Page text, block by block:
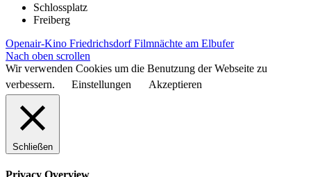
Schlossplatz
Freiberg
Openair-Kino Friedrichsdorf Filmnächte am Elbufer
Nach oben scrollen
Wir verwenden Cookies um die Benutzung der Webseite zu
verbessern.
Einstellungen Akzeptieren
Schließen
Privacy Overview